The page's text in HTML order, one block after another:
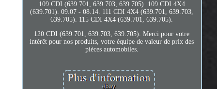
109 CDI (639.701, 639.703, 639.705). 109 CDI 4X4
(639.701). 09.07 - 08.14. 111 CDI 4X4 (639.701, 639.703,
639.705). 115 CDI 4X4 (639.701, 639.705).
120 CDI (639.701, 639.703, 639.705). Merci pour votre
intérêt pour nos produits, votre équipe de valeur de prix des
pièces automobiles.